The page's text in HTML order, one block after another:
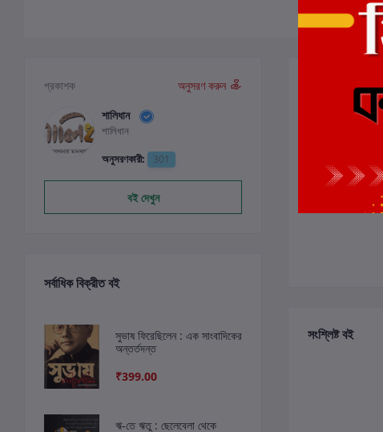
প্রকাশক
অনুসরণ করুন
শালিধান
শালিধান
অনুসরণকারী:
301
বই দেখুন
সর্বাধিক বিক্রীত বই
সুভাষ ফিরেছিলেন : এক সাংবাদিকের
অন্তর্তদন্ত
₹399.00
ঋ-তে ঋতু : ছেলেবেলা থেকে
পর্যালোচনা ও রেটিং
সংশ্লিষ্ট বই